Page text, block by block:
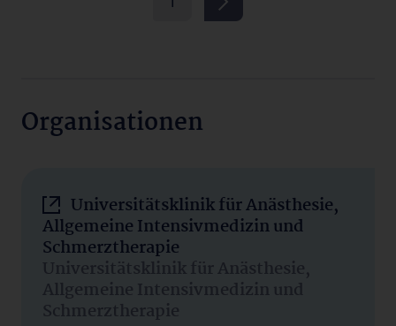
Organisationen
Universitätsklinik für Anästhesie,
Allgemeine Intensivmedizin und
Schmerztherapie
Universitätsklinik für Anästhesie,
Allgemeine Intensivmedizin und
Schmerztherapie